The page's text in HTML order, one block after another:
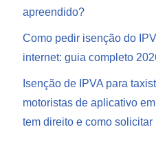
apreendido?
Como pedir isenção do
internet: guia completo
Isenção de IPVA para
motoristas de aplicativo
tem direito e como solicitar